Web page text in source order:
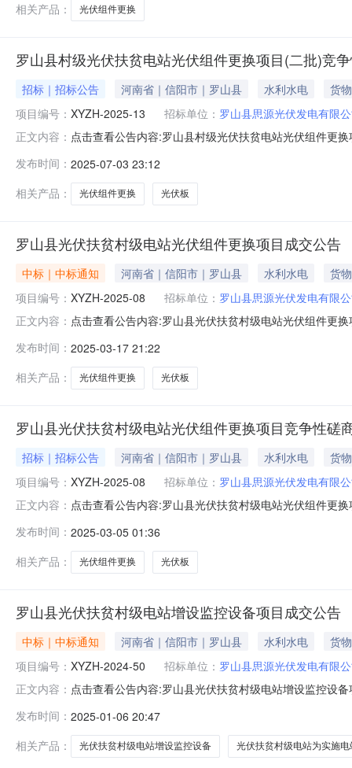
相关产品：
光伏组件更换
罗山县村级光伏扶贫电站光伏组件更换项目(二批)竞
招标｜招标公告 河南省｜信阳市｜罗山县 水利水电
货物
项目编号： XYZH-2025-13 招标单位： 罗山县思源光伏发电有限
正文内容： 点击查看公告内容:罗山县村级光伏扶贫电站光伏组件更
金190万元，招标人为罗山县思源光伏发电有限公司。本
装、调试、培训、售后以及与
发布时间： 2025-07-03 23:12
相关产品：
光伏组件更换 光伏板
罗山县光伏扶贫村级电站光伏组件更换项目成交公告
中标｜中标通知 河南省｜信阳市｜罗山县 水利水电
货物
项目编号： XYZH-2025-08 招标单位： 罗山县思源光伏发电有限
正文内容： 点击查看公告内容:罗山县光伏扶贫村级电站光伏组件更
2025-082、采购项目名称：罗山县光伏扶贫村级电站光
发布时间： 2025-03-17 21:22
相关产品：
光伏组件更换 光伏板
罗山县光伏扶贫村级电站光伏组件更换项目竞争性磋
招标｜招标公告 河南省｜信阳市｜罗山县 水利水电
货物
项目编号： XYZH-2025-08 招标单位： 罗山县思源光伏发电有限
正文内容： 点击查看公告内容:罗山县光伏扶贫村级电站光伏组件更
山县思源光伏发电有限公司。本项目已具备招标条件，
及与设备有关的其他伴
发布时间： 2025-03-05 01:36
相关产品：
光伏组件更换 光伏板
罗山县光伏扶贫村级电站增设监控设备项目成交公告
中标｜中标通知 河南省｜信阳市｜罗山县 水利水电
货物
项目编号： XYZH-2024-50 招标单位： 罗山县思源光伏发电有限
正文内容： 点击查看公告内容:罗山县光伏扶贫村级电站增设监控设
2024-502、采购项目名称：罗山县光伏扶贫村级电站增
发布时间： 2025-01-06 20:47
相关产品：
光伏扶贫村级电站增设监控设备 光伏扶贫村级电站为实施